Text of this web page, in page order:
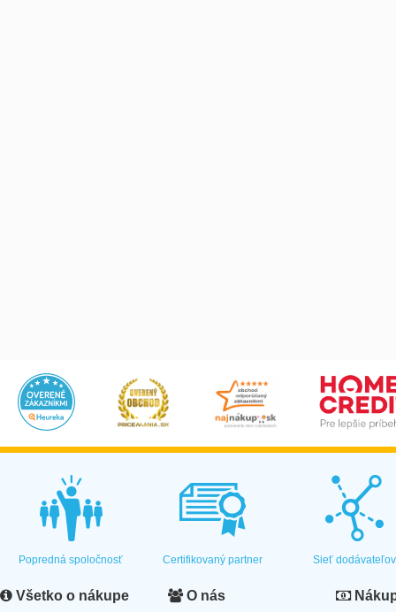
Popredná spoločnosť Certifikovaný partner Sieť dodávateľov
Všetko o nákupe O nás